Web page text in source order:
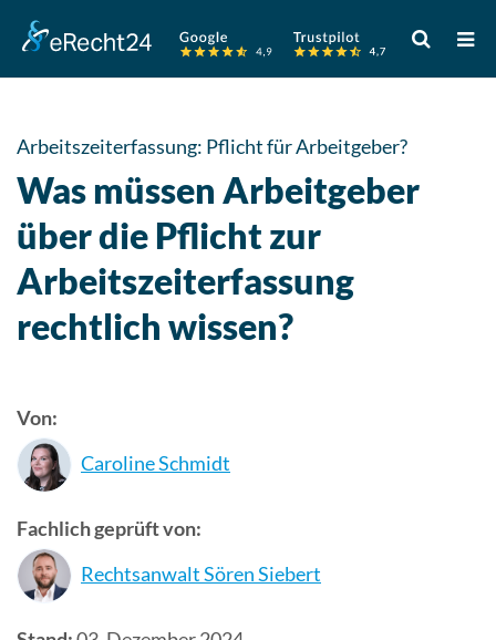
Verwende
die
Pfeile
oben
unten,
Arbeitszeiterfassung: Pflicht für Arbeitgeber?
Was müssen Arbeitgeber
über die Pflicht zur
Arbeitszeiterfassung
rechtlich wissen?
Von:
Caroline Schmidt
Fachlich geprüft von:
Rechtsanwalt Sören Siebert